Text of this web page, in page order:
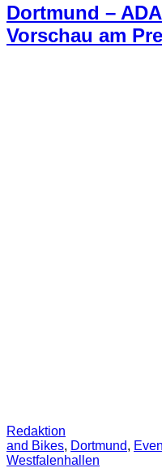
Dortmund –
Vorschau am
Redaktion
and Bikes, Dortmund,
Westfalenhallen